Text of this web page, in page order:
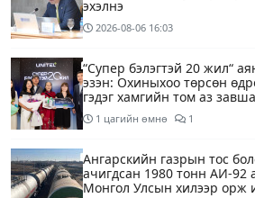
эхэлнэ
2026-08-06 16:03
“Супер бэлэгтэй 20 жил“
эзэн: Охиныхоо төрсөн
гэдэг хамгийн том аз
1 цагийн өмнө 1
Ангарскийн газрын тос
ачигдсан 1980 тонн АИ-92
Монгол Улсын хилээр орж